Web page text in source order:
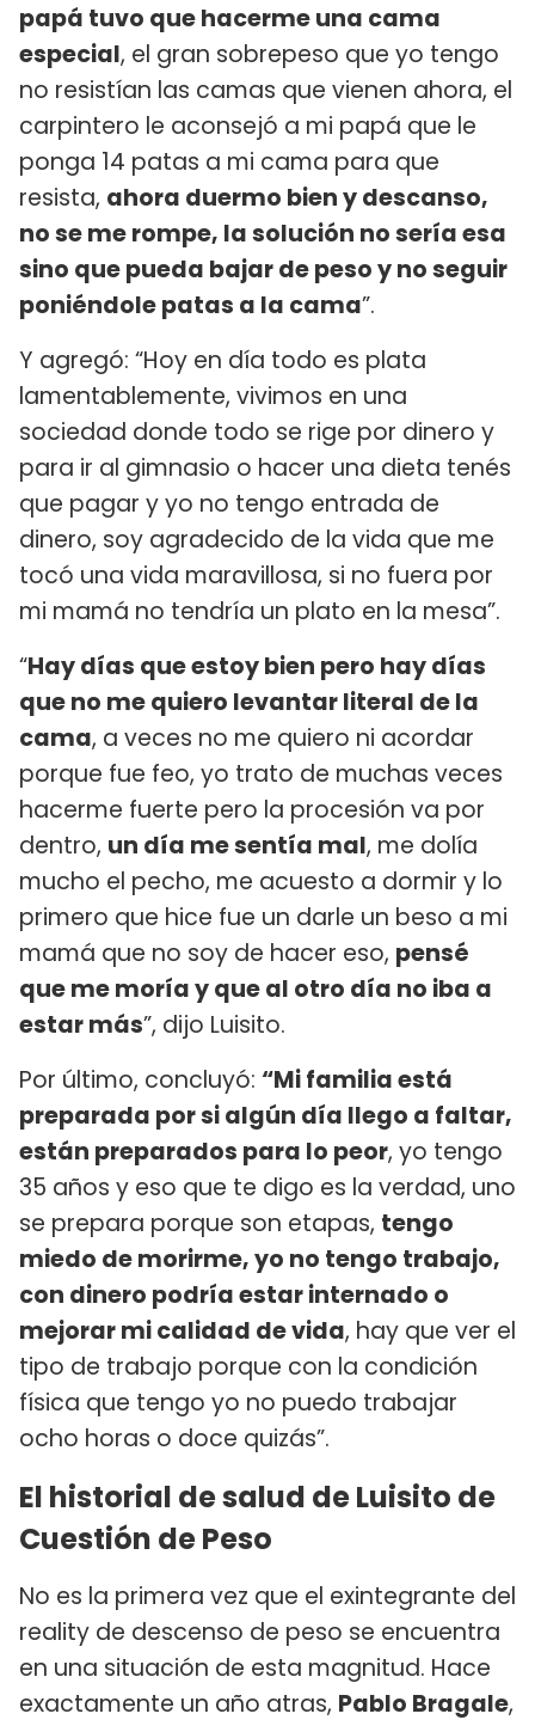
papá tuvo que hacerme una cama
especial, el gran sobrepeso que yo tengo
no resistían las camas que vienen ahora, el
carpintero le aconsejó a mi papá que le
ponga 14 patas a mi cama para que
resista, ahora duermo bien y descanso,
no se me rompe, la solución no sería esa
sino que pueda bajar de peso y no seguir
poniéndole patas a la cama”.
Y agregó: “Hoy en día todo es plata
lamentablemente, vivimos en una
sociedad donde todo se rige por dinero y
para ir al gimnasio o hacer una dieta tenés
que pagar y yo no tengo entrada de
dinero, soy agradecido de la vida que me
tocó una vida maravillosa, si no fuera por
mi mamá no tendría un plato en la mesa”.
“Hay días que estoy bien pero hay días
que no me quiero levantar literal de la
cama, a veces no me quiero ni acordar
porque fue feo, yo trato de muchas veces
hacerme fuerte pero la procesión va por
dentro, un día me sentía mal, me dolía
mucho el pecho, me acuesto a dormir y lo
primero que hice fue un darle un beso a mi
mamá que no soy de hacer eso, pensé
que me moría y que al otro día no iba a
estar más”, dijo Luisito.
Por último, concluyó: “Mi familia está
preparada por si algún día llego a faltar,
están preparados para lo peor, yo tengo
35 años y eso que te digo es la verdad, uno
se prepara porque son etapas, tengo
miedo de morirme, yo no tengo trabajo,
con dinero podría estar internado o
mejorar mi calidad de vida, hay que ver el
tipo de trabajo porque con la condición
física que tengo yo no puedo trabajar
ocho horas o doce quizás”.
El historial de salud de Luisito de
Cuestión de Peso
No es la primera vez que el exintegrante del
reality de descenso de peso se encuentra
en una situación de esta magnitud. Hace
exactamente un año atras, Pablo Bragale,